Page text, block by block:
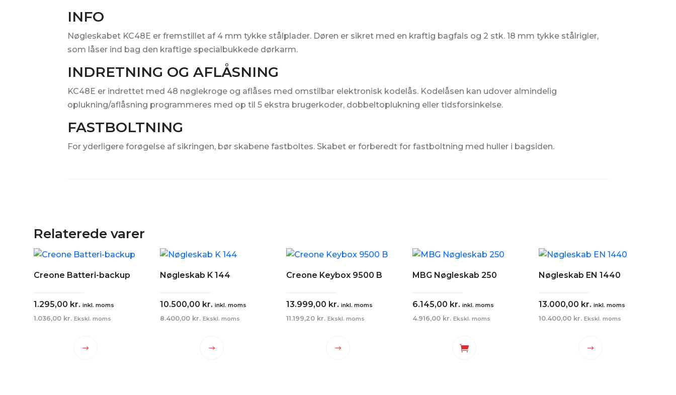
INFO
Nøgleskabet KC48E er fremstillet af 4 mm tykke stålplader. Døren er sikret med en kraftig bagfals og 2 stk. 18 mm tykke stålrigler,
som låser ind bag den kraftige specialbukkede dørkarm.
INDRETNING OG AFLÅSNING
KC48E er indrettet med 48 nøglekroge og aflåses med omstilbar elektronisk kodelås. Kodelåsen kan udover almindelig
oplukning/aflåsning programmeres med op til 5 ekstra brugerkoder, dobbeltoplukning eller tidsforsinkelse.
FASTBOLTNING
For yderligere forøgelse af sikringen, bør skabene fastboltes. Skabet er forberedt for fastboltning med huller i bagsiden.
Relaterede varer
Creone Batteri-backup
1.295,00 kr. inkl. moms
1.036,00 kr. Ekskl. moms
Dette
Nøgleskab K 144
10.500,00 kr. inkl. moms
8.400,00 kr. Ekskl. moms
Dette
Creone Keybox 9500 B
13.999,00 kr. inkl. moms
11.199,20 kr. Ekskl. moms
Dette
MBG Nøgleskab 250
6.145,00 kr. inkl. moms
4.916,00 kr. Ekskl. moms
Nøgleskab EN 1440
13.000,00 kr. inkl. moms
10.400,00 kr. Ekskl. moms
Dette